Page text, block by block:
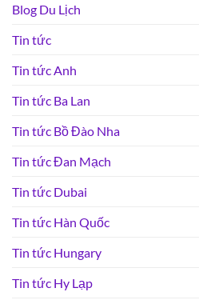
Blog Du Lịch
Tin tức
Tin tức Anh
Tin tức Ba Lan
Tin tức Bồ Đào Nha
Tin tức Đan Mạch
Tin tức Dubai
Tin tức Hàn Quốc
Tin tức Hungary
Tin tức Hy Lạp